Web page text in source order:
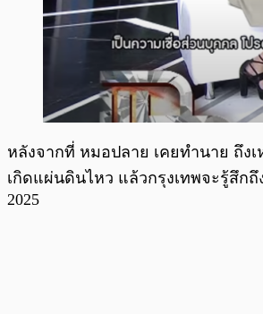
หลังจากที่ หมอปลาย เคยทำนาย ถึง
เกิดแผ่นดินไหว แล้วกรุงเทพจะรู้สึก
2025